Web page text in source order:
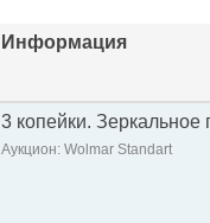
Информация
3 копейки. Зеркальное
Аукцион: Wolmar Standart